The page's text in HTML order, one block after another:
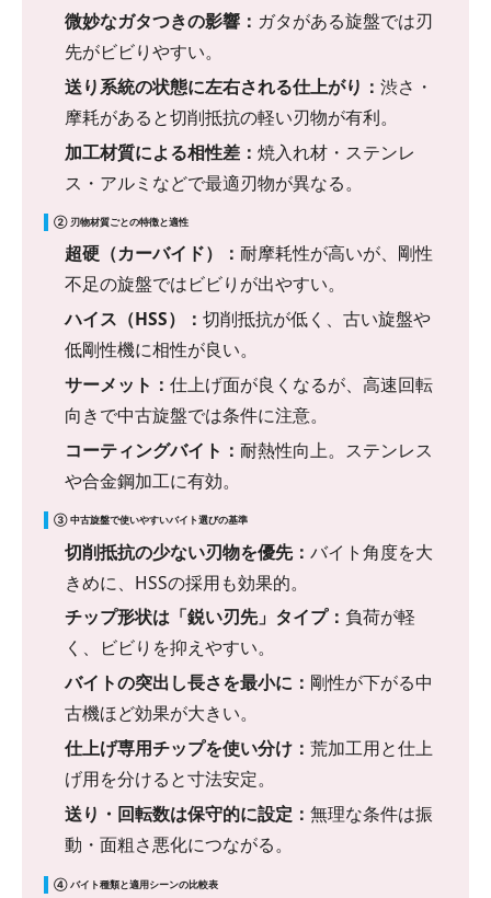
微妙なガタつきの影響： ガタがある旋盤では刃
先がビビりやすい。
送り系統の状態に左右される仕上がり： 渋さ・
摩耗があると切削抵抗の軽い刃物が有利。
加工材質による相性差： 焼入れ材・ステンレ
ス・アルミなどで最適刃物が異なる。
② 刃物材質ごとの特徴と適性
超硬（カーバイド）： 耐摩耗性が高いが、剛性
不足の旋盤ではビビりが出やすい。
ハイス（HSS）： 切削抵抗が低く、古い旋盤や
低剛性機に相性が良い。
サーメット： 仕上げ面が良くなるが、高速回転
向きで中古旋盤では条件に注意。
コーティングバイト： 耐熱性向上。ステンレス
や合金鋼加工に有効。
③ 中古旋盤で使いやすいバイト選びの基準
切削抵抗の少ない刃物を優先： バイト角度を大
きめに、HSSの採用も効果的。
チップ形状は「鋭い刃先」タイプ： 負荷が軽
く、ビビりを抑えやすい。
バイトの突出し長さを最小に： 剛性が下がる中
古機ほど効果が大きい。
仕上げ専用チップを使い分け： 荒加工用と仕上
げ用を分けると寸法安定。
送り・回転数は保守的に設定： 無理な条件は振
動・面粗さ悪化につながる。
④ バイト種類と適用シーンの比較表